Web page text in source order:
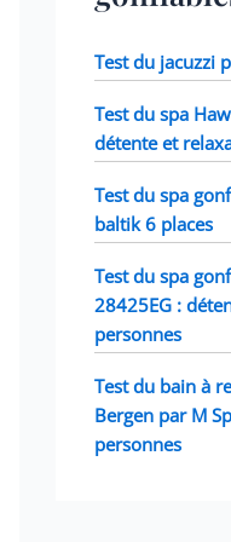
Test du jacuzzi
Test du spa
détente et
Test du spa
baltik 6 places
Test du spa
28425EG :
personnes
Test du bain à
Bergen par M
personnes